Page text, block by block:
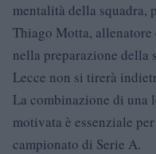
mentalità della squadra,
Thiago Motta, allenatore
nella preparazione della
Lecce non si tirerà
La combinazione di una
motivata è essenziale
campionato di Serie A.